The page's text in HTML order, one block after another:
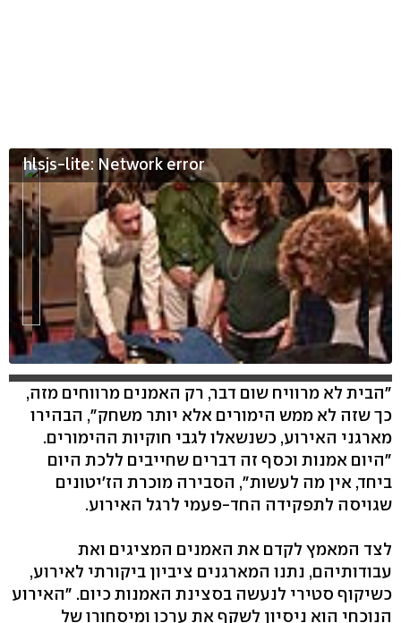
hlsjs-lite: Network error
"הבית לא מרוויח שום דבר, רק האמנים מרווחים מזה,
כך שזה לא ממש הימורים אלא יותר משחק", הבהירו
מארגני האירוע, כשנשאלו לגבי חוקיות ההימורים.
"היום אמנות וכסף זה דברים שחייבים ללכת היום
ביחד, אין מה לעשות", הסבירה מוכרת הז'יטונים
שגויסה לתפקידה החד-פעמי לרגל האירוע.
לצד המאמץ לקדם את האמנים המציגים ואת
עבודותיהם, נתנו המארגנים ציביון ביקורתי לאירוע,
כשיקוף סטירי לנעשה בסצינת האמנות כיום. "האירוע
הנוכחי הוא ניסיון לשקף את ערכו ומיסחורו של